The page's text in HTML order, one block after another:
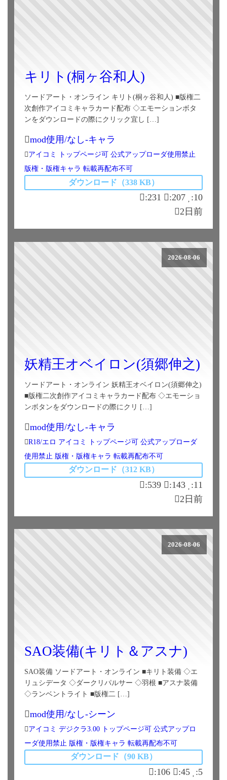
キリト(桐ヶ谷和人)
ソードアート・オンライン キリト(桐ヶ谷和人) ■版権二
次創作アイコミキャラカード配布 ◇エモーションボタ
ンをダウンロードの際にクリック宜し […]
mod使用/なし-キャラ
アイコミ トップページ可 公式アップローダ使用禁止
版権・版権キャラ 転載再配布不可
ダウンロード（338 KB）
:231 :207 :10
2日前
2026-08-06
妖精王オベイロン(須郷伸之)
ソードアート・オンライン 妖精王オベイロン(須郷伸之)
■版権二次創作アイコミキャラカード配布 ◇エモーショ
ンボタンをダウンロードの際にクリ […]
mod使用/なし-キャラ
R18/エロ アイコミ トップページ可 公式アップローダ
使用禁止 版権・版権キャラ 転載再配布不可
ダウンロード（312 KB）
:539 :143 :11
2日前
2026-08-06
SAO装備(キリト＆アスナ)
SAO装備 ソードアート・オンライン ■キリト装備 ◇エ
リュシデータ ◇ダークリパルサー ◇羽根 ■アスナ装備
◇ランベントライト ■版権二 […]
mod使用/なし-シーン
アイコミ デジクラ3.00 トップページ可 公式アップロ
ーダ使用禁止 版権・版権キャラ 転載再配布不可
ダウンロード（90 KB）
:106 :45 :5